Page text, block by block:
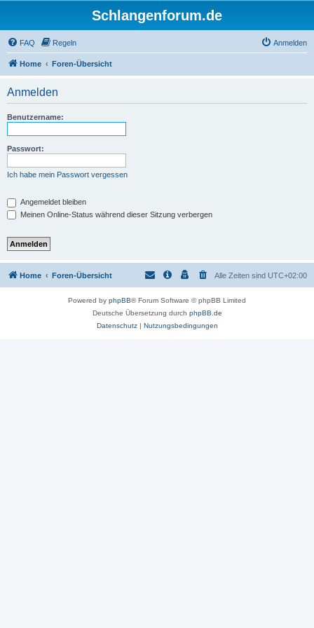
Schlangenforum.de
FAQ Regeln Anmelden
Home Foren-Übersicht
Anmelden
Benutzername:
Passwort:
Ich habe mein Passwort vergessen
Angemeldet bleiben
Meinen Online-Status während dieser Sitzung verbergen
Home Foren-Übersicht Alle Zeiten sind UTC+02:00
Powered by phpBB® Forum Software © phpBB Limited
Deutsche Übersetzung durch phpBB.de
Datenschutz| Nutzungsbedingungen